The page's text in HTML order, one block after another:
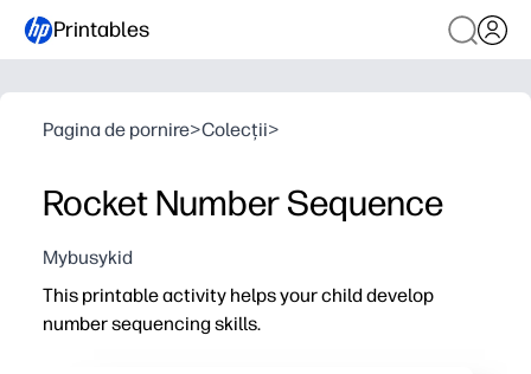
Printables
Pagina de pornire>Colecții>
Rocket Number Sequence
Mybusykid
This printable activity helps your child develop
number sequencing skills.